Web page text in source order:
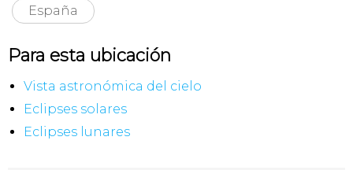
España
Para esta ubicación
Vista astronómica del cielo
Eclipses solares
Eclipses lunares